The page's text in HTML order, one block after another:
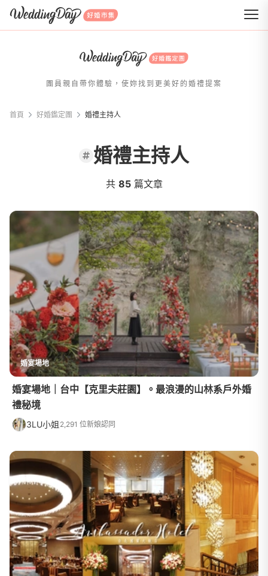
WeddingDay 好婚市集
團員親自帶你體驗，使妳找到更美好的婚禮提案
首頁 好婚鑑定團 婚禮主持人
婚禮主持人
共 85篇文章
婚宴場地
婚宴場地｜台中【克里夫莊園】。最浪漫的山林系戶外婚
禮秘境
3LU小姐 2,291 位新娘認同